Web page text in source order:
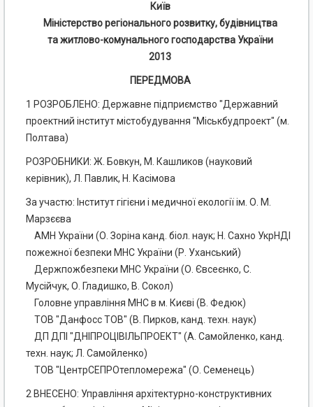
Київ
Міністерство регіонального розвитку, будівництва
та житлово-комунального господарства України
2013
ПЕРЕДМОВА
1 РОЗРОБЛЕНО: Державне підприємство "Державний
проектний інститут містобудування "Міськбудпроект" (м.
Полтава)
РОЗРОБНИКИ: Ж. Бовкун, М. Кашликов (науковий
керівник), Л. Павлик, Н. Касімова
За участю: Інститут гігієни і медичної екології ім. О. М.
Марзєєва
АМН України (О. Зоріна канд. біол. наук; Н. Сахно УкрНДІ
пожежної безпеки МНС України (Р. Уханський)
Держпожбезпеки МНС України (О. Євсеєнко, С.
Мусійчук, О. Гладишко, В. Сокол)
Головне управління МНС в м. Києві (В. Федюк)
ТОВ "Данфосс ТОВ" (В. Пирков, канд. техн. наук)
ДП ДПІ "ДНІПРОЦІВІЛЬПРОЕКТ" (А. Самойленко, канд.
техн. наук; Л. Самойленко)
ТОВ "ЦентрСЕПРОтепломережа" (О. Семенець)
2 ВНЕСЕНО: Управління архітектурно-конструктивних